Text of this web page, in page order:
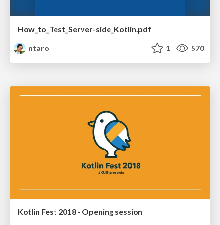
How_to_Test_Server-side_Kotlin.pdf
ntaro
1 570
Kotlin Fest 2018 - Opening session